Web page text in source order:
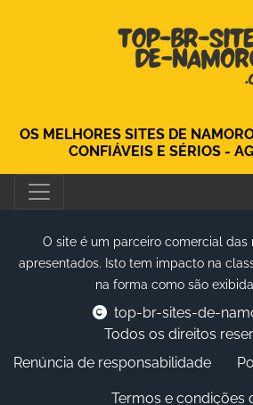
OS MELHORES SITES DE
CONFIÁVEIS ​​E SÉRIOS -
O site é um parceiro comercial das
apresentados. Isto tem impacto na
na forma como são
top-br-sites-de-
Todos os direitos
Renúncia de responsabilidade
Termos e condições